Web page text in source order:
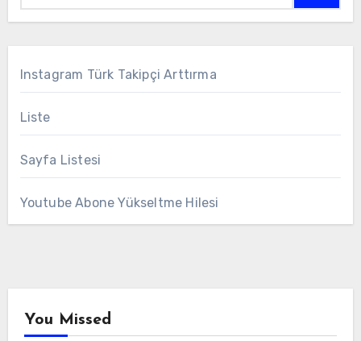
Instagram Türk Takipçi Arttırma
Liste
Sayfa Listesi
Youtube Abone Yükseltme Hilesi
You Missed